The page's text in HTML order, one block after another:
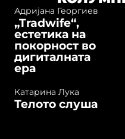
Адријана Георгиев
„Tradwife“,
естетика на
покорност во
дигиталната
ера
Катарина Лука
Телото слуша